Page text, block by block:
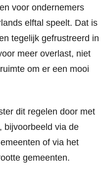
voor ondernemers
elftal speelt. Dat is
tegelijk gefrustreerd in
meer overlast, niet
om er een mooi
dit regelen door met
bijvoorbeeld via de
of via het
gemeenten.